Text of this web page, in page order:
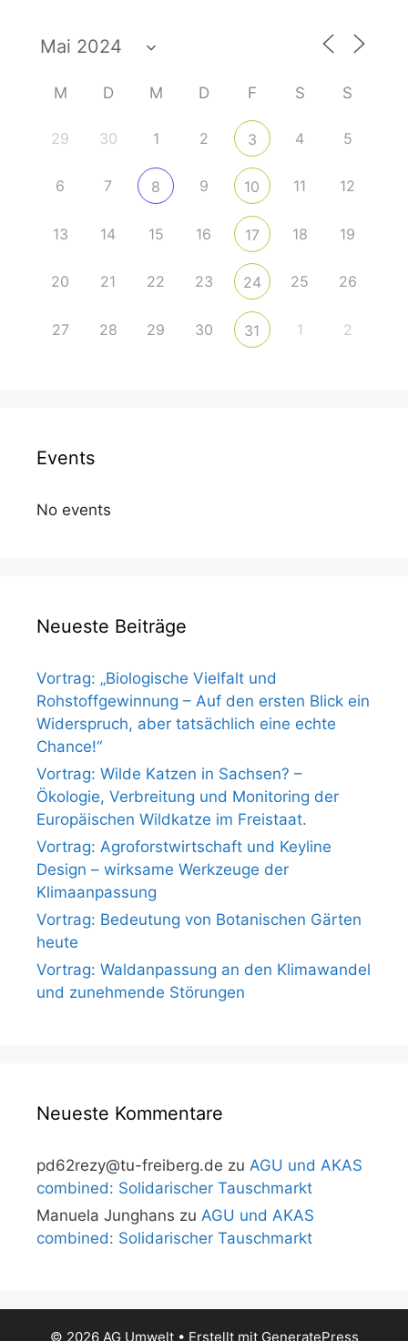
M D M D F S S
29 30 1 2 3 4 5
6 7 8 9 10 11 12
13 14 15 16 17 18 19
20 21 22 23 24 25 26
27 28 29 30 31 1 2
Events
No events
Neueste Beiträge
Vortrag: „Biologische Vielfalt und
Rohstoffgewinnung – Auf den ersten Blick ein
Widerspruch, aber tatsächlich eine echte
Chance!“
Vortrag: Wilde Katzen in Sachsen? –
Ökologie, Verbreitung und Monitoring der
Europäischen Wildkatze im Freistaat.
Vortrag: Agroforstwirtschaft und Keyline
Design – wirksame Werkzeuge der
Klimaanpassung
Vortrag: Bedeutung von Botanischen Gärten
heute
Vortrag: Waldanpassung an den Klimawandel
und zunehmende Störungen
Neueste Kommentare
pd62rezy@tu-freiberg.de zu AGU und AKAS
combined: Solidarischer Tauschmarkt
Manuela Junghans zu AGU und AKAS
combined: Solidarischer Tauschmarkt
© 2026 AG Umwelt• Erstellt mit GeneratePress